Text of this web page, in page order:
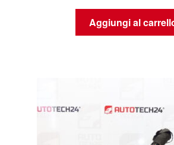
Aggiungi al